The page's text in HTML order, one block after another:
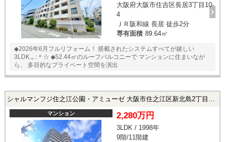
大阪府大阪市住吉区長居3丁目10-
4
ＪＲ阪和線 長居 徒歩2分
専有面積 89.64㎡
◆2026年6月フルリフォーム！ 搭載されたシステムすべてが嬉しい
3LDK.｡.:＊☆ ◆52.44㎡のルーフバルコニーで マンションに住まいなが
ら、 多目的なプライベート空間を演出
シャルマンフジ住之江公園・アミューゼ 大阪市住之江区新北島2丁目7-24の中古マンション
マンション 2,280万円
3LDK / 1998年
9階/11階建